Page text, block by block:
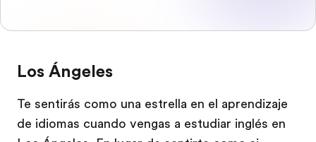
Los Ángeles
Te sentirás como una estrella en el aprendizaje
de idiomas cuando vengas a estudiar inglés en